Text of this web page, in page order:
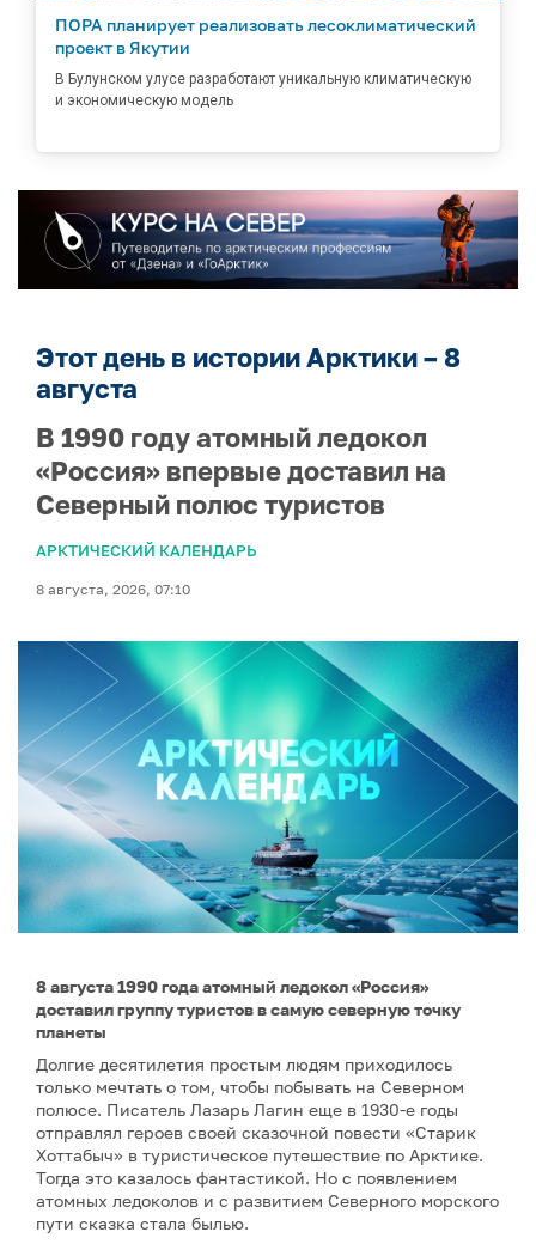
ПОРА планирует реализовать лесоклиматический
проект в Якутии
В Булунском улусе разработают уникальную климатическую
и экономическую модель
Этот день в истории Арктики – 8
августа
В 1990 году атомный ледокол
«Россия» впервые доставил на
Северный полюс туристов
АРКТИЧЕСКИЙ КАЛЕНДАРЬ
8 августа, 2026, 07:10
8 августа 1990 года атомный ледокол «Россия»
доставил группу туристов в самую северную точку
планеты
Долгие десятилетия простым людям приходилось
только мечтать о том, чтобы побывать на Северном
полюсе. Писатель Лазарь Лагин еще в 1930-е годы
отправлял героев своей сказочной повести «Старик
Хоттабыч» в туристическое путешествие по Арктике.
Тогда это казалось фантастикой. Но с появлением
атомных ледоколов и с развитием Северного морского
пути сказка стала былью.